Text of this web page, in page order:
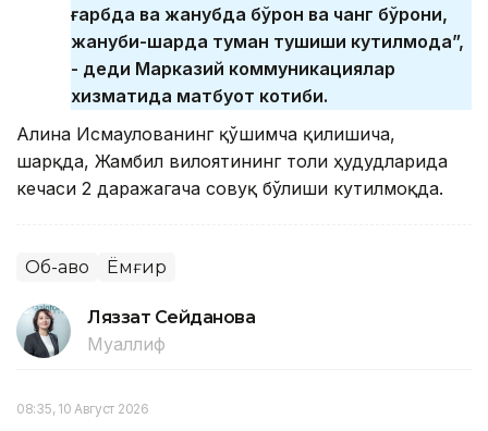
ғарбда ва жанубда бўрон ва чанг бўрони,
жануби-шарқда туман тушиши кутилмоқда”,
- деди Марказий коммуникациялар
хизматида матбуот котиби.
Алина Исмағулованинг қўшимча қилишича,
шарқда, Жамбил вилоятининг тоғли ҳудудларида
кечаси 2 даражагача совуқ бўлиши кутилмоқда.
Об-ҳаво Ёмғир
Ляззат Сейданова
Муаллиф
08:35, 10 Август 2026